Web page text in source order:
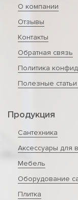
О компании
Отзывы
Контакты
Обратная связь
Политика
Полезные
Продукция
Сантехника
Аксессуары для
Мебель
Оборудование
Плитка